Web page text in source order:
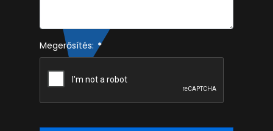
Megerősítés: *